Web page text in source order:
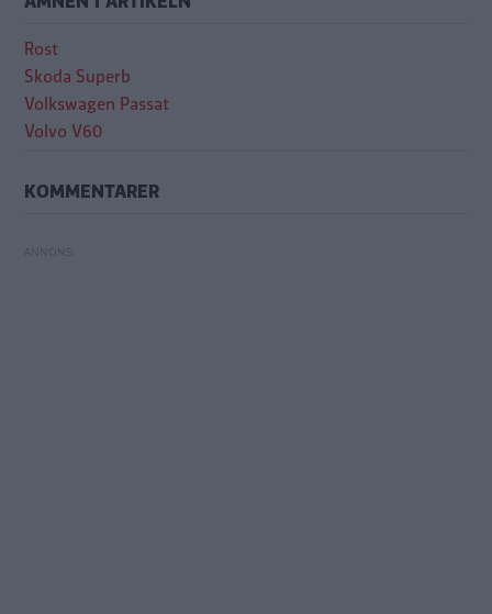
Rost
Skoda Superb
Volkswagen Passat
Volvo V60
KOMMENTARER